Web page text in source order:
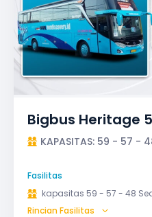
Bigbus Heritage
KAPASITAS: 59 - 57 -
Fasilitas
kapasitas 59 - 57 - 48
Bagasi
GPS
Rincian Fasilitas